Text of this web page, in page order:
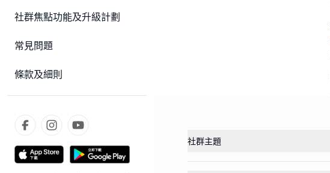
社群焦點功能及升級計劃
常見問題
條款及細則
社群主題